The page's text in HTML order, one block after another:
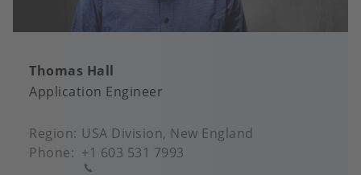
Thomas Hall
Application Engineer
Region USA Division, New England
Phone
+1 603 531 7993